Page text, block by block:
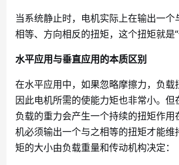
当系统静止时，电机实际上在输出一个
相等、方向相反的扭矩，这个扭矩就是
水平应用与垂直应用的本质区别
在水平应用中，如果忽略摩擦力，负载
因此电机所需的使能力矩也非常小。但
负载的重力会产生一个持续的扭矩作用
机必须输出一个与之相等的扭矩才能维
矩的大小由负载重量和传动机构决定：